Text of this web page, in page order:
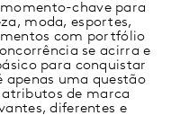
chave para
moda, esportes,
com portfólio
se acirra e
para conquistar
apenas uma questão
de marca
diferentes e